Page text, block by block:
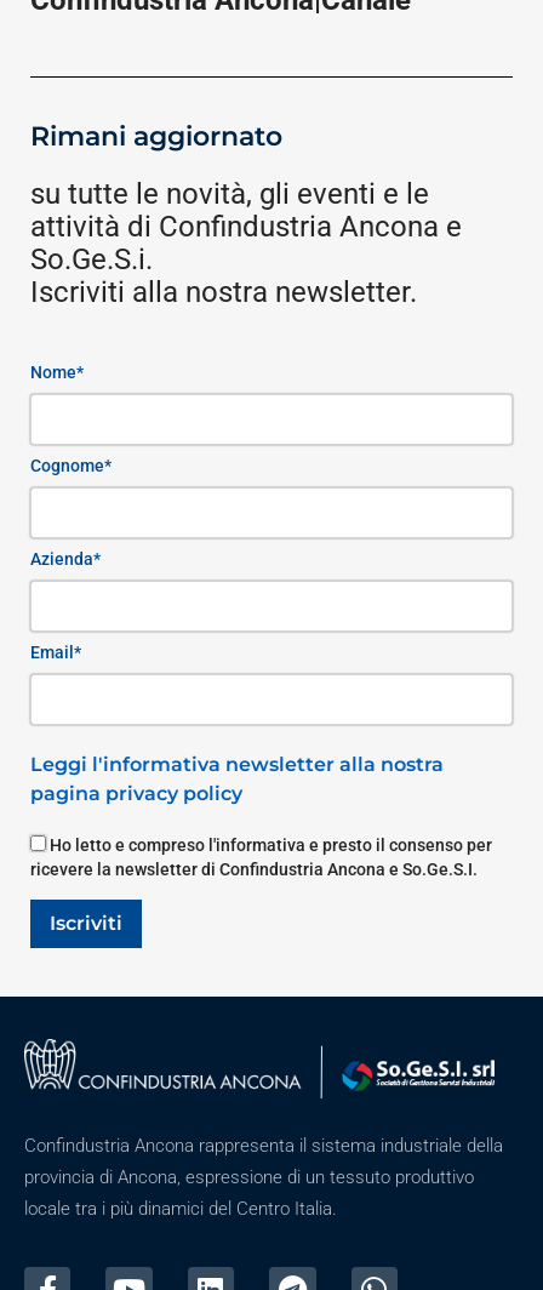
Rimani aggiornato
su tutte le novità, gli eventi e le
attività di Confindustria Ancona e
So.Ge.S.i.
Iscriviti alla nostra newsletter.
Nome*
Cognome*
Azienda*
Email*
Leggi l'informativa newsletter alla nostra
pagina privacy policy
Ho letto e compreso l'informativa e presto il consenso per
ricevere la newsletter di Confindustria Ancona e So.Ge.S.I.
Iscriviti
Confindustria Ancona rappresenta il sistema industriale della
provincia di Ancona, espressione di un tessuto produttivo
locale tra i più dinamici del Centro Italia.